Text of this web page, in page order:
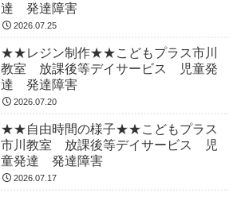
達 発達障害
2026.07.25
★★レジン制作★★こどもプラス市川
教室 放課後等デイサービス 児童発
達 発達障害
2026.07.20
★★自由時間の様子★★こどもプラス
市川教室 放課後等デイサービス 児
童発達 発達障害
2026.07.17